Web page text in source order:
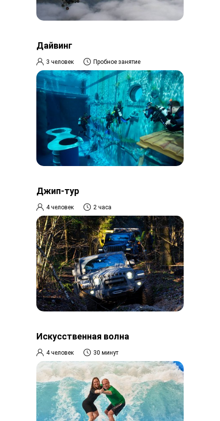
Дайвинг
3 человек Пробное занятие
Джип-тур
4 человек 2 часа
Искусственная волна
4 человек 30 минут